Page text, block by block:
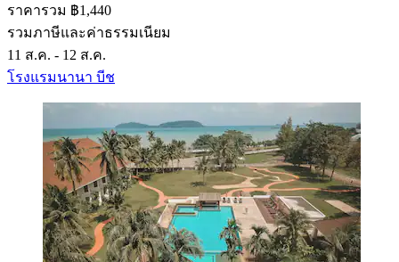
ราคารวม ฿1,440
รวมภาษีและค่าธรรมเนียม
11 ส.ค. - 12 ส.ค.
โรงแรมนานา บีช